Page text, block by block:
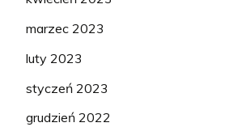
marzec 2023
luty 2023
styczeń 2023
grudzień 2022